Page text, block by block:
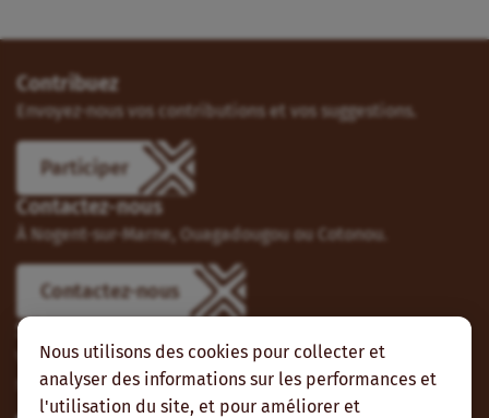
Nous utilisons des cookies pour collecter et
analyser des informations sur les performances et
l'utilisation du site, et pour améliorer et
Contribuez
Envoyez-nous vos contributions et vos suggestions.
Participer
Contactez-nous
À Nogent-sur-Marne, Ouagadougou ou Cotonou.
Contactez-nous
Suivez-nous
Vous pouvez aussi vous abonner à nos flux RSS et nous
suivre sur les réseaux sociaux.